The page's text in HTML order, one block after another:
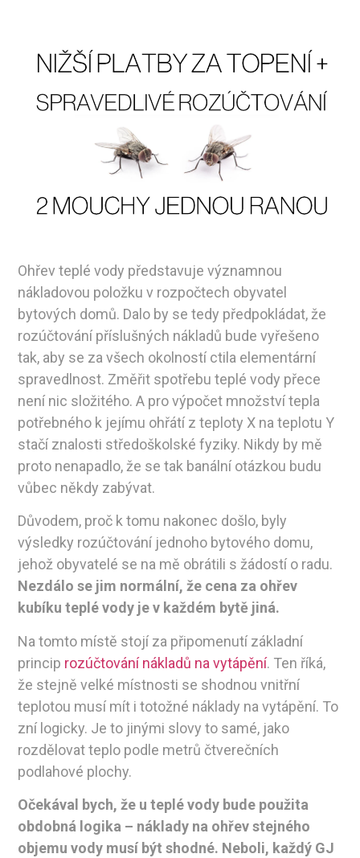
Ohřev teplé vody představuje významnou
nákladovou položku v rozpočtech obyvatel
bytových domů. Dalo by se tedy předpokládat, že
rozúčtování příslušných nákladů bude vyřešeno
tak, aby se za všech okolností ctila elementární
spravedlnost. Změřit spotřebu teplé vody přece
není nic složitého. A pro výpočet množství tepla
potřebného k jejímu ohřátí z teploty X na teplotu Y
stačí znalosti středoškolské fyziky. Nikdy by mě
proto nenapadlo, že se tak banální otázkou budu
vůbec někdy zabývat.
Důvodem, proč k tomu nakonec došlo, byly
výsledky rozúčtování jednoho bytového domu,
jehož obyvatelé se na mě obrátili s žádostí o radu.
Nezdálo se jim normální, že cena za ohřev
kubíku teplé vody je v každém bytě jiná.
Na tomto místě stojí za připomenutí základní
princip rozúčtování nákladů na vytápění. Ten říká,
že stejně velké místnosti se shodnou vnitřní
teplotou musí mít i totožné náklady na vytápění. To
zní logicky. Je to jinými slovy to samé, jako
rozdělovat teplo podle metrů čtverečních
podlahové plochy.
Očekával bych, že u teplé vody bude použita
obdobná logika – náklady na ohřev stejného
objemu vody musí být shodné. Neboli, každý GJ